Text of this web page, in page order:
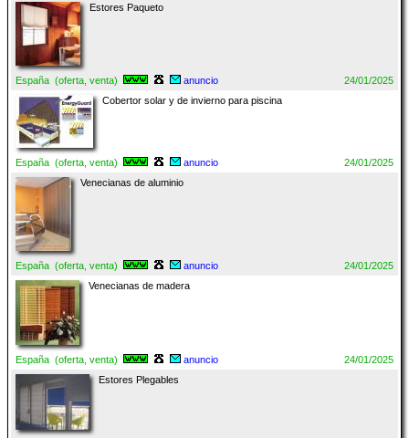
Estores Paqueto
España (oferta, venta) anuncio
24/01/2025
Cobertor solar y de invierno para piscina
España (oferta, venta) anuncio
24/01/2025
Venecianas de aluminio
España (oferta, venta) anuncio
24/01/2025
Venecianas de madera
España (oferta, venta) anuncio
24/01/2025
Estores Plegables